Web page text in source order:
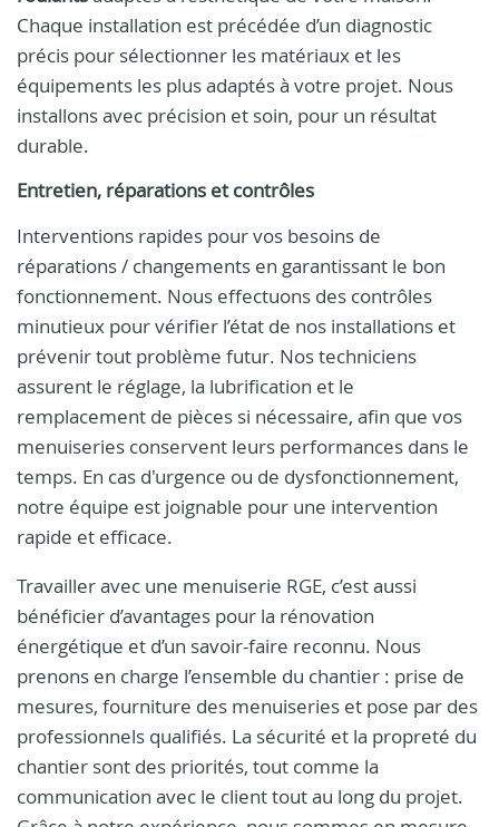
Chaque installation est précédée d’un diagnostic
précis pour sélectionner les matériaux et les
équipements les plus adaptés à votre projet. Nous
installons avec précision et soin, pour un résultat
durable.
Entretien, réparations et contrôles
Interventions rapides pour vos besoins de
réparations / changements en garantissant le bon
fonctionnement. Nous effectuons des contrôles
minutieux pour vérifier l’état de nos installations et
prévenir tout problème futur. Nos techniciens
assurent le réglage, la lubrification et le
remplacement de pièces si nécessaire, afin que vos
menuiseries conservent leurs performances dans le
temps. En cas d'urgence ou de dysfonctionnement,
notre équipe est joignable pour une intervention
rapide et efficace.
Travailler avec une menuiserie RGE, c’est aussi
bénéficier d’avantages pour la rénovation
énergétique et d’un savoir-faire reconnu. Nous
prenons en charge l’ensemble du chantier : prise de
mesures, fourniture des menuiseries et pose par des
professionnels qualifiés. La sécurité et la propreté du
chantier sont des priorités, tout comme la
communication avec le client tout au long du projet.